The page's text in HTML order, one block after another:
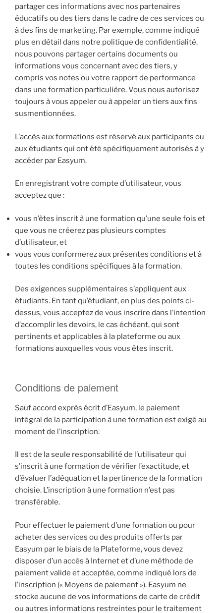
partager ces informations avec nos partenaires
éducatifs ou des tiers dans le cadre de ces services ou
à des fins de marketing. Par exemple, comme indiqué
plus en détail dans notre politique de confidentialité,
nous pouvons partager certains documents ou
informations vous concernant avec des tiers, y
compris vos notes ou votre rapport de performance
dans une formation particulière. Vous nous autorisez
toujours à vous appeler ou à appeler un tiers aux fins
susmentionnées.
L’accès aux formations est réservé aux participants ou
aux étudiants qui ont été spécifiquement autorisés à y
accéder par Easyum.
En enregistrant votre compte d’utilisateur, vous
acceptez que :
vous n’êtes inscrit à une formation qu’une seule fois et
que vous ne créerez pas plusieurs comptes
d’utilisateur, et
vous vous conformerez aux présentes conditions et à
toutes les conditions spécifiques à la formation.
Des exigences supplémentaires s’appliquent aux
étudiants. En tant qu’étudiant, en plus des points ci-
dessus, vous acceptez de vous inscrire dans l’intention
d’accomplir les devoirs, le cas échéant, qui sont
pertinents et applicables à la plateforme ou aux
formations auxquelles vous vous êtes inscrit.
Conditions de paiement
Sauf accord exprès écrit d’Easyum, le paiement
intégral de la participation à une formation est exigé au
moment de l’inscription.
Il est de la seule responsabilité de l’utilisateur qui
s’inscrit à une formation de vérifier l’exactitude, et
d’évaluer l’adéquation et la pertinence de la formation
choisie. L’inscription à une formation n’est pas
transférable.
Pour effectuer le paiement d’une formation ou pour
acheter des services ou des produits offerts par
Easyum par le biais de la Plateforme, vous devez
disposer d’un accès à Internet et d’une méthode de
paiement valide et acceptée, comme indiqué lors de
l’inscription (« Moyens de paiement »). Easyum ne
stocke aucune de vos informations de carte de crédit
ou autres informations restreintes pour le traitement